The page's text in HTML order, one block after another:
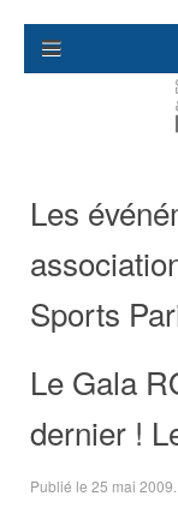
Les
Sports
Le Gala
dernier !
Publié le 25 mai 2009